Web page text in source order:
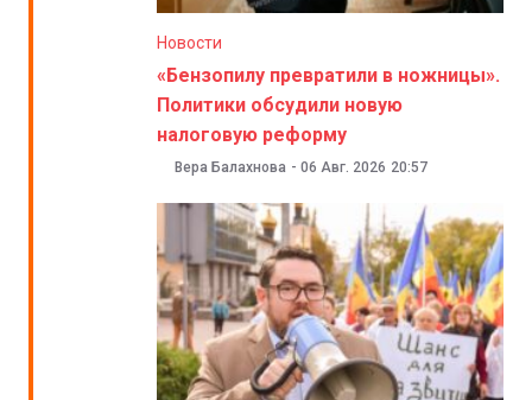
Новости
«Бензопилу превратили в ножницы».
Политики обсудили новую
налоговую реформу
Вера Балахнова - 06 Авг. 2026 20:57